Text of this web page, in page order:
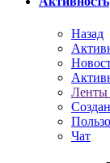
Назад
Ленты
Чат